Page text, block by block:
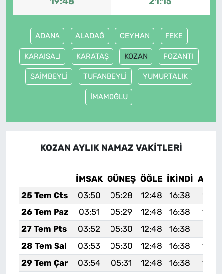
ADANA ALADAĞ CEYHAN FEKE
KARAISALI KARATAŞ KOZAN POZANTI
SAİMBEYLİ TUFANBEYLİ YUMURTALIK
İMAMOĞLU
KOZAN AYLIK NAMAZ VAKITLERI
İMSAK GÜNEŞ ÖĞLE İKINDI
25 Tem Cts
03:50 05:28 12:48 16:38
26 Tem Paz
03:51 05:29 12:48 16:38
27 Tem Pts
03:52 05:30 12:48 16:38
19:57
28 Tem Sal
03:53 05:30 12:48 16:38
29 Tem Çar
03:54 05:31 12:48 16:38